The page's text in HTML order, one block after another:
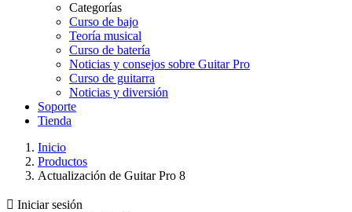
Categorías
Curso de bajo
Teoría musical
Curso de batería
Noticias y consejos sobre Guitar Pro
Curso de guitarra
Noticias y diversión
Soporte
Tienda
Inicio
Productos
Actualización de Guitar Pro 8
 Iniciar sesión